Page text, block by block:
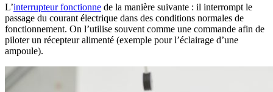
L’interrupteur fonctionne de la manière suivante : il interrompt le
passage du courant électrique dans des conditions normales de
fonctionnement. On l’utilise souvent comme une commande afin de
piloter un récepteur alimenté (exemple pour l’éclairage d’une
ampoule).